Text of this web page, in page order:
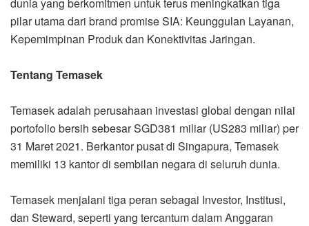
pilar utama dari brand promise SIA: Keunggulan Layanan,
Kepemimpinan Produk dan Konektivitas Jaringan.
Tentang Temasek
Temasek adalah perusahaan investasi global dengan nilai
portofolio bersih sebesar SGD381 miliar (US283 miliar) per
31 Maret 2021. Berkantor pusat di Singapura, Temasek
memiliki 13 kantor di sembilan negara di seluruh dunia.
Temasek menjalani tiga peran sebagai Investor, Institusi,
dan Steward, seperti yang tercantum dalam Anggaran